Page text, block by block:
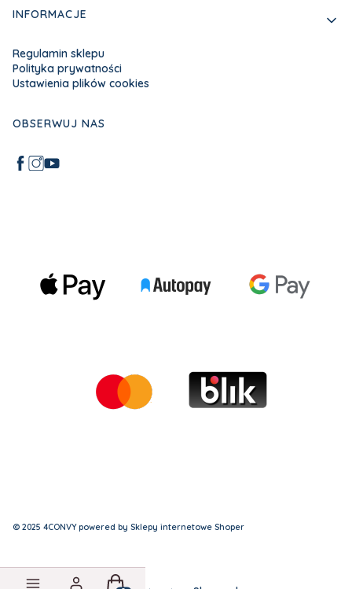
INFORMACJE
Regulamin sklepu
Polityka prywatności
Ustawienia plików cookies
OBSERWUJ NAS
© 2025 4CONVY powered by Sklepy internetowe Shoper
Produkty w koszyku: 0. Zobacz szczegóły